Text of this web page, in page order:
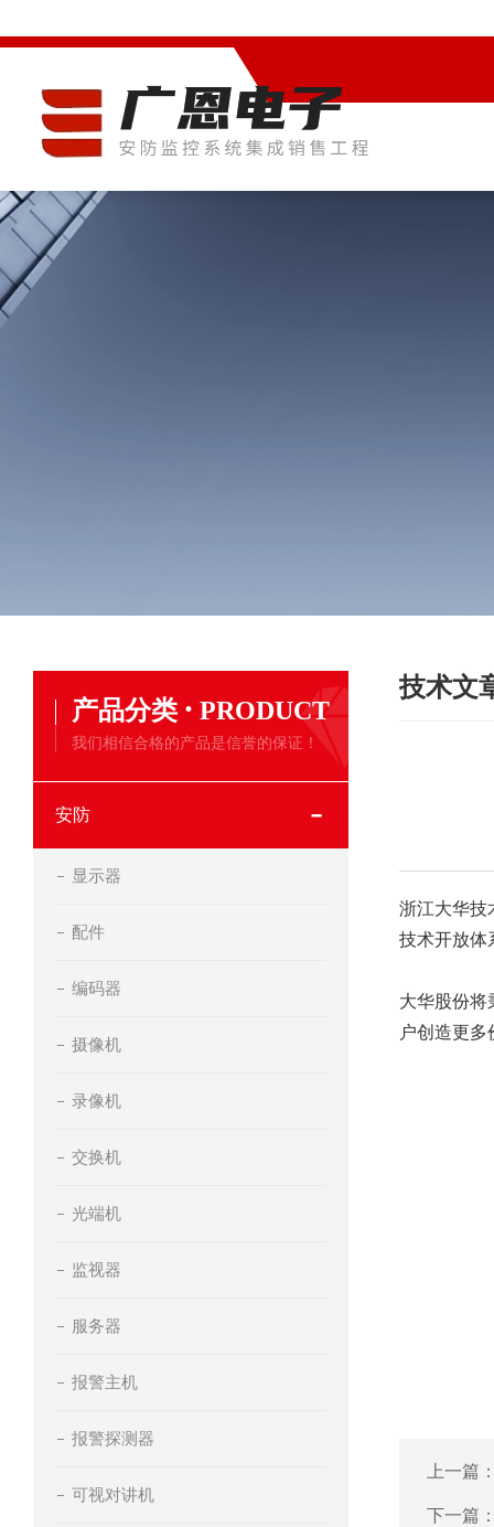
产品分类 · PRODUCT
我们相信合格的产品是信誉的保证！
安防
显示器
配件
编码器
摄像机
录像机
交换机
光端机
监视器
服务器
报警主机
报警探测器
可视对讲机
技术文
浙江大华技
技术开放体
大华股份将
户创造更
上一篇
下一篇